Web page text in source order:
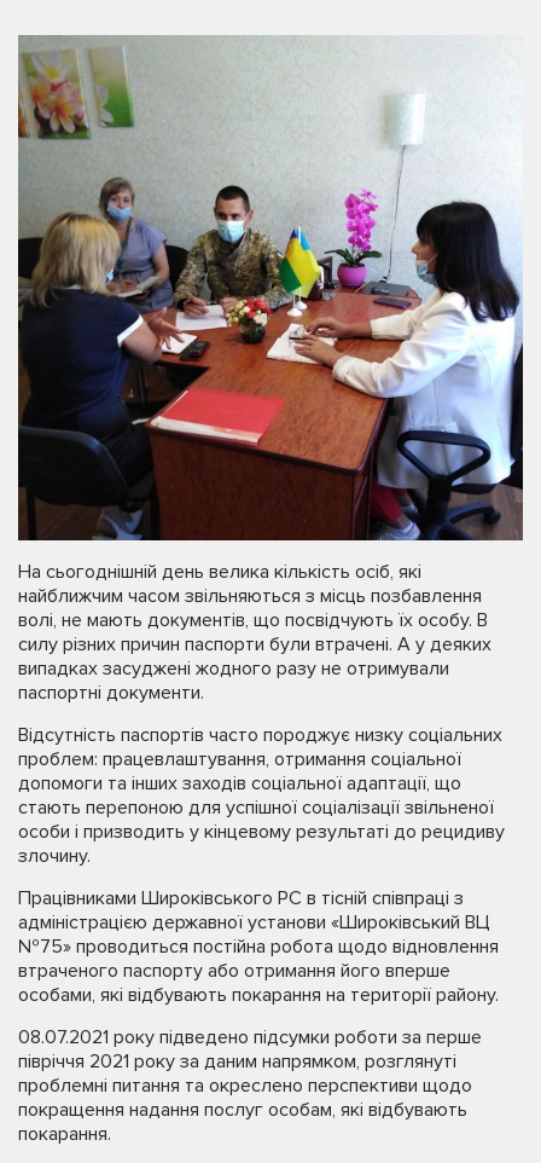
На сьогоднішній день велика кількість осіб, які
найближчим часом звільняються з місць позбавлення
волі, не мають документів, що посвідчують їх особу. В
силу різних причин паспорти були втрачені. А у деяких
випадках засуджені жодного разу не отримували
паспортні документи.
Відсутність паспортів часто породжує низку соціальних
проблем: працевлаштування, отримання соціальної
допомоги та інших заходів соціальної адаптації, що
стають перепоною для успішної соціалізації звільненої
особи і призводить у кінцевому результаті до рецидиву
злочину.
Працівниками Широківського РС в тісній співпраці з
адміністрацією державної установи «Широківський ВЦ
№75» проводиться постійна робота щодо відновлення
втраченого паспорту або отримання його вперше
особами, які відбувають покарання на території району.
08.07.2021 року підведено підсумки роботи за перше
півріччя 2021 року за даним напрямком, розглянуті
проблемні питання та окреслено перспективи щодо
покращення надання послуг особам, які відбувають
покарання.